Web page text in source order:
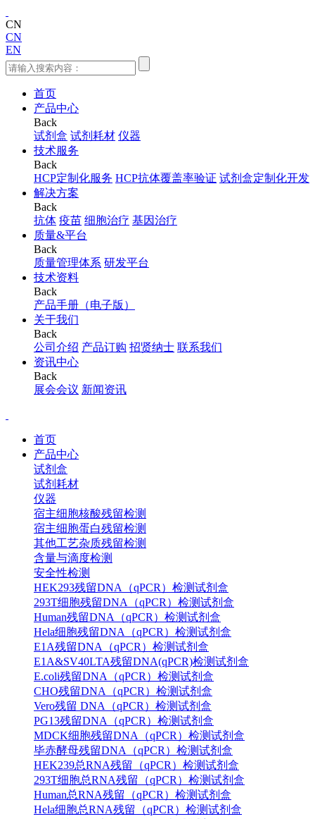
CN
CN
EN
首页
产品中心
Back
试剂盒 试剂耗材 仪器
技术服务
Back
HCP定制化服务 HCP抗体覆盖率验证 试剂盒定制化开发
解决方案
Back
抗体 疫苗 细胞治疗 基因治疗
质量&平台
Back
质量管理体系 研发平台
技术资料
Back
产品手册（电子版）
关于我们
Back
公司介绍 产品订购 招贤纳士 联系我们
资讯中心
Back
展会会议 新闻资讯
首页
产品中心
试剂盒
试剂耗材
仪器
宿主细胞核酸残留检测
宿主细胞蛋白残留检测
其他工艺杂质残留检测
含量与滴度检测
安全性检测
HEK293残留DNA（qPCR）检测试剂盒
293T细胞残留DNA（qPCR）检测试剂盒
Human残留DNA（qPCR）检测试剂盒
Hela细胞残留DNA（qPCR）检测试剂盒
E1A残留DNA（qPCR）检测试剂盒
E1A&SV40LTA残留DNA(qPCR)检测试剂盒
E.coli残留DNA（qPCR）检测试剂盒
CHO残留DNA（qPCR）检测试剂盒
Vero残留 DNA（qPCR）检测试剂盒
PG13残留DNA（qPCR）检测试剂盒
MDCK细胞残留DNA（qPCR）检测试剂盒
毕赤酵母残留DNA（qPCR）检测试剂盒
HEK239总RNA残留（qPCR）检测试剂盒
293T细胞总RNA残留（qPCR）检测试剂盒
Human总RNA残留（qPCR）检测试剂盒
Hela细胞总RNA残留（qPCR）检测试剂盒